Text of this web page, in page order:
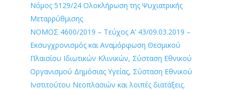
Νόμος 5129/24 Ολοκλήρωση της Ψυχιατρικής
Μεταρρύθμισης
ΝΟΜΟΣ 4600/2019 – Τεύχος Α’ 43/09.03.2019 –
Εκσυγχρονισμός και Αναμόρφωση Θεσμικού
Πλαισίου Ιδιωτικών Κλινικών, Σύσταση Εθνικού
Οργανισμού Δημόσιας Υγείας, Σύσταση Εθνικού
Ινστιτούτου Νεοπλασιών και λοιπές διατάξεις.